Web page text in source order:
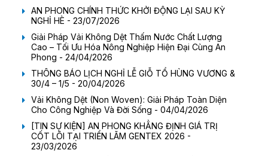
AN PHONG CHÍNH THỨC KHỞI ĐỘNG LẠI SAU KỲ
NGHỈ HÈ - 23/07/2026
Giải Pháp Vải Không Dệt Thấm Nước Chất Lượng
Cao – Tối Ưu Hóa Nông Nghiệp Hiện Đại Cùng An
Phong - 24/04/2026
THÔNG BÁO LỊCH NGHỈ LỄ GIỖ TỔ HÙNG VƯƠNG &
30/4 – 1/5 - 20/04/2026
Vải Không Dệt (Non Woven): Giải Pháp Toàn Diện
Cho Công Nghiệp Và Đời Sống - 04/04/2026
[TIN SỰ KIỆN] AN PHONG KHẲNG ĐỊNH GIÁ TRỊ
CỐT LÕI TẠI TRIỂN LÃM GENTEX 2026 -
23/03/2026